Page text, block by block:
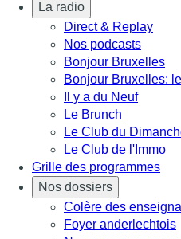
La radio
Direct & Replay
Nos podcasts
Bonjour Bruxelles
Bonjour Bruxelles:
Il y a du Neuf
Le Brunch
Le Club du
Le Club de l'Immo
Grille des programmes
Nos dossiers
Colère des
Foyer anderlechtois